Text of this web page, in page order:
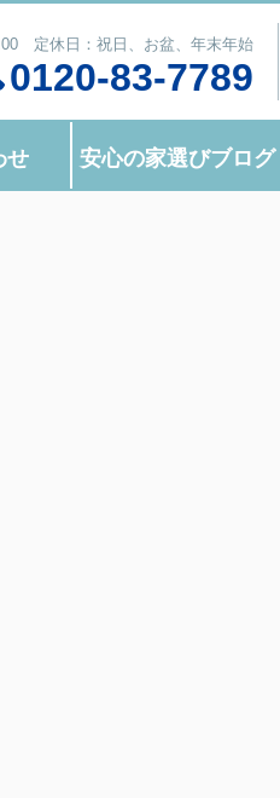
定休日：祝日、お盆、年末年始
0120-83-7789
せ 安心の家選びブログ